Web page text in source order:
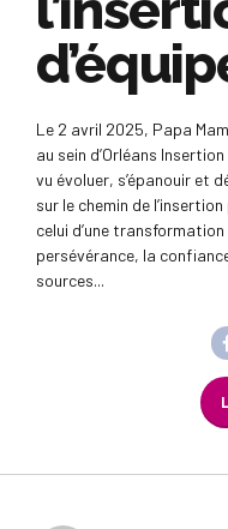
Le 2 avril 2025, Papa
au sein d’Orléans
vu évoluer, s’épanouir et
sur le chemin de
celui d’une
persévérance, la
sources...